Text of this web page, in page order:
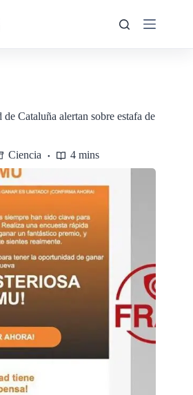
Cataluña alertan sobre estafa de
Ciencia 4 mins